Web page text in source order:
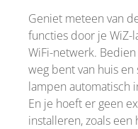
Geniet meteen van
functies door je
WiFi-netwerk.
weg bent van huis
lampen automatisch
En je hoeft er geen
installeren, zoals een